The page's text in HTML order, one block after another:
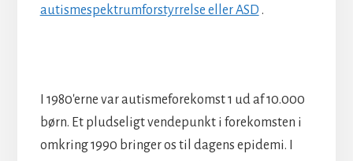
autismespektrumforstyrrelse eller ASD .
I 1980'erne var autismeforekomst 1 ud af 10.000
børn. Et pludseligt vendepunkt i forekomsten i
omkring 1990 bringer os til dagens epidemi. I